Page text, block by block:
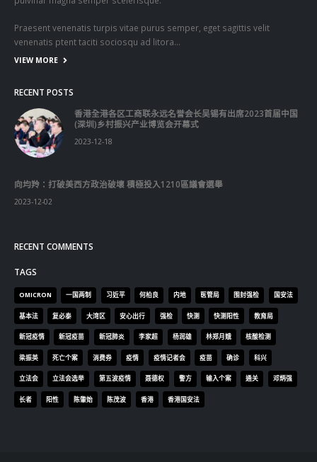
Praesent venenatis turpis vitae purus semper, eget sagittis velit
venenatis ptent taciti sociosqu ad litora…
VIEW MORE
RECENT POSTS
香港全港各区工商联永远名誉会长吴锡有出席2023首届中国
(深圳)乡村振兴产业博览会开幕式
2023-12-18
向均羚：打破美西方政治破壞 積極投入1210區議會選舉
2023-12-02
RECENT COMMENTS
TAGS
OMICRON 一国两制 习近平 何柏良 内地 医管局 围封强检 国安法
基本法 复必泰 大湾区 安心出行 强检 快测 快测阳性 教育局
新冠疫情 新冠疫苗 新冠肺炎 李家超 杨润雄 林郑月娥 核酸检测
梁振英 死亡个案 消费券 疫情 疫情记者会 疫苗 确诊 科兴
立法会 立法会选举 第五波疫情 聂德权 警方 输入个案 通关 邓炳强
长者 阳性 陈肇始 陈茂波 香港 香港国安法